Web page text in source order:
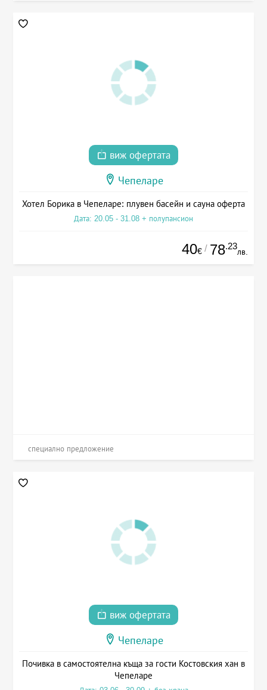
виж офертата
Чепеларе
Хотел Борика в Чепеларе: плувен басейн и сауна оферта
Дата: 20.05 - 31.08 + полупансион
40€ / 78.23
лв.
специално предложение
виж офертата
Чепеларе
Почивка в самостоятелна къща за гости Костовския хан в
Чепеларе